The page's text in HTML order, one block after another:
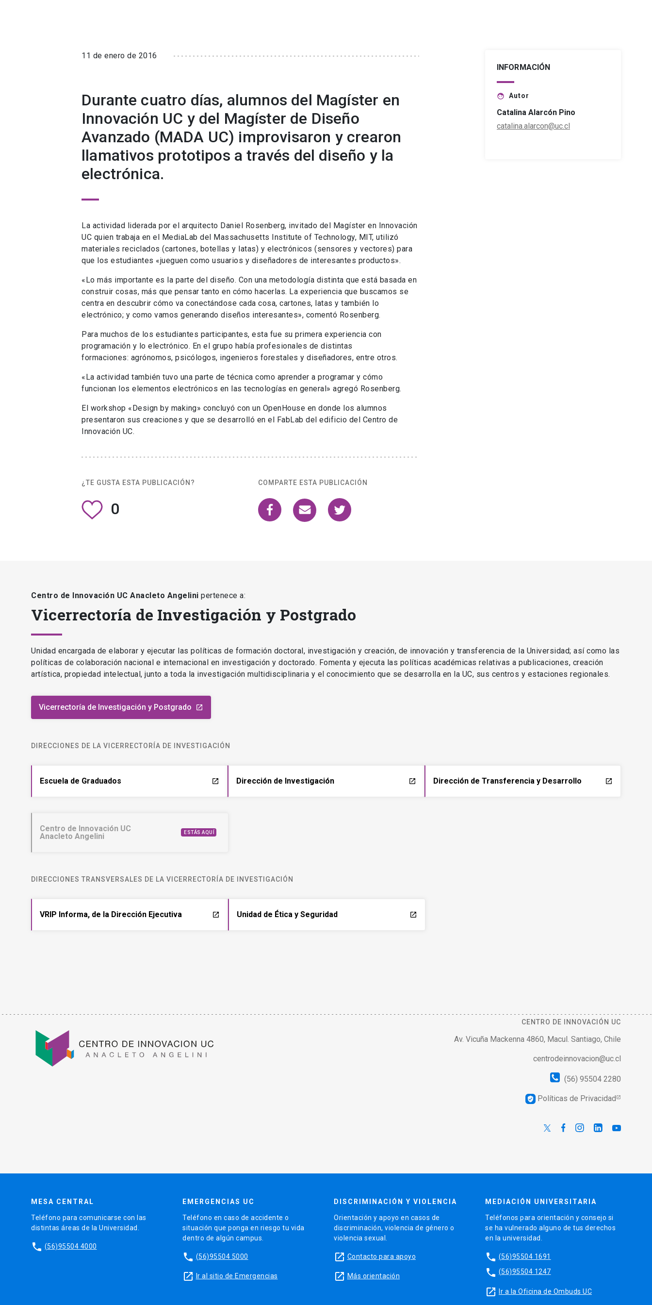
11 de enero de 2016
Durante cuatro días, alumnos del Magíster en
Innovación UC y del Magíster de Diseño
Avanzado (MADA UC) improvisaron y crearon
llamativos prototipos a través del diseño y la
electrónica.
La actividad liderada por el arquitecto Daniel Rosenberg, invitado del Magíster en Innovación
UC quien trabaja en el MediaLab del Massachusetts Institute of Technology, MIT, utilizó
materiales reciclados (cartones, botellas y latas) y electrónicos (sensores y vectores) para
que los estudiantes «jueguen como usuarios y diseñadores de interesantes productos».
«Lo más importante es la parte del diseño. Con una metodología distinta que está basada en
construir cosas, más que pensar tanto en cómo hacerlas. La experiencia que buscamos se
centra en descubrir cómo va conectándose cada cosa, cartones, latas y también lo
electrónico; y como vamos generando diseños interesantes», comentó Rosenberg.
Para muchos de los estudiantes participantes, esta fue su primera experiencia con
programación y lo electrónico. En el grupo había profesionales de distintas
formaciones: agrónomos, psicólogos, ingenieros forestales y diseñadores, entre otros.
«La actividad también tuvo una parte de técnica como aprender a programar y cómo
funcionan los elementos electrónicos en las tecnologías en general» agregó Rosenberg.
El workshop «Design by making» concluyó con un OpenHouse en donde los alumnos
presentaron sus creaciones y que se desarrolló en el FabLab del edificio del Centro de
Innovación UC.
¿TE GUSTA ESTA PUBLICACIÓN?
0
COMPARTE ESTA PUBLICACIÓN
INFORMACIÓN
face Autor
Catalina Alarcón Pino
catalina.alarcon@uc.cl
Centro de Innovación UC Anacleto Angelini pertenece a:
Vicerrectoría de Investigación y Postgrado
Unidad encargada de elaborar y ejecutar las políticas de formación doctoral, investigación y creación, de innovación y transferencia de la Universidad; así como las
políticas de colaboración nacional e internacional en investigación y doctorado. Fomenta y ejecuta las políticas académicas relativas a publicaciones, creación
artística, propiedad intelectual, junto a toda la investigación multidisciplinaria y el conocimiento que se desarrolla en la UC, sus centros y estaciones regionales.
Vicerrectoría de Investigación y Postgrado launch
DIRECCIONES DE LA VICERRECTORÍA DE INVESTIGACIÓN
Escuela de Graduados launch Dirección de Investigación launch Dirección de Transferencia y Desarrollo launch
Centro de Innovación UC
Anacleto Angelini
ESTÁS AQUÍ
DIRECCIONES TRANSVERSALES DE LA VICERRECTORÍA DE INVESTIGACIÓN
VRIP Informa, de la Dirección Ejecutiva launch Unidad de Ética y Seguridad launch
CENTRO DE INNOVACIÓN UC
Av. Vicuña Mackenna 4860, Macul. Santiago, Chile
centrodeinnovacion@uc.cl
(56) 95504 2280
verified_user Políticas de Privacidad
MESA CENTRAL
Teléfono para comunicarse con las
distintas áreas de la Universidad.
phone (56)95504 4000
EMERGENCIAS UC
Teléfono en caso de accidente o
situación que ponga en riesgo tu vida
dentro de algún campus.
phone (56)95504 5000
launch Ir al sitio de Emergencias
DISCRIMINACIÓN Y VIOLENCIA
Orientación y apoyo en casos de
discriminación, violencia de género o
violencia sexual.
launch Contacto para apoyo
launch Más orientación
MEDIACIÓN UNIVERSITARIA
Teléfonos para orientación y consejo si
se ha vulnerado alguno de tus derechos
en la universidad.
phone (56)95504 1691
phone (56)95504 1247
launch Ir a la Oficina de Ombuds UC